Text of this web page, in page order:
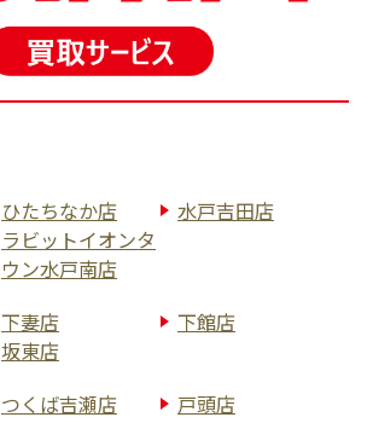
ひたちなか店
水戸吉田店
ラビットイオンタ
ウン水戸南店
下妻店
下館店
坂東店
つくば吉瀬店
戸頭店